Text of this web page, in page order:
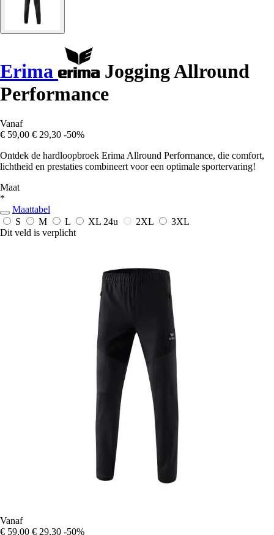
Erima
Jogging Allround
Performance
Vanaf
€ 59,00 € 29,30 -50%
Ontdek de hardloopbroek Erima Allround Performance, die comfort,
lichtheid en prestaties combineert voor een optimale sportervaring!
Maat
*
Maattabel
S
M L XL 24u 2XL
3XL
Dit veld is verplicht
Vanaf
€ 59,00 € 29,30 -50%